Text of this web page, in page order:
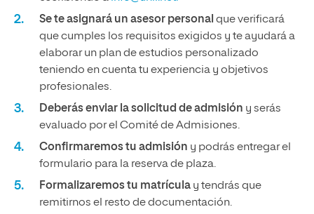
Se te asignará un asesor personal que verificará
que cumples los requisitos exigidos y te ayudará a
elaborar un plan de estudios personalizado
teniendo en cuenta tu experiencia y objetivos
profesionales.
Deberás enviar la solicitud de admisión y serás
evaluado por el Comité de Admisiones.
Confirmaremos tu admisión y podrás entregar el
formulario para la reserva de plaza.
Formalizaremos tu matrícula y tendrás que
remitirnos el resto de documentación.